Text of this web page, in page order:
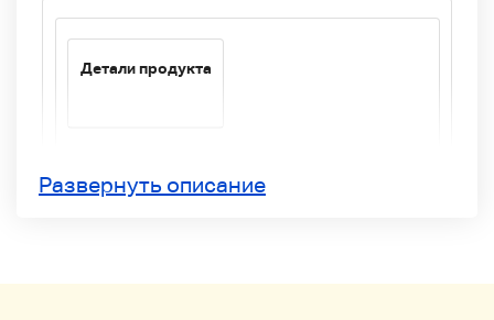
Детали продукта
Модель: DS-251
** Размеры Пожалуйста, обратите
Развернуть описание